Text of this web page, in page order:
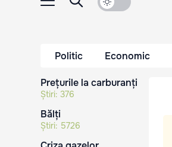
Politic Economic
Prețurile la carburanți
Știri: 376
Bălți
Știri: 5726